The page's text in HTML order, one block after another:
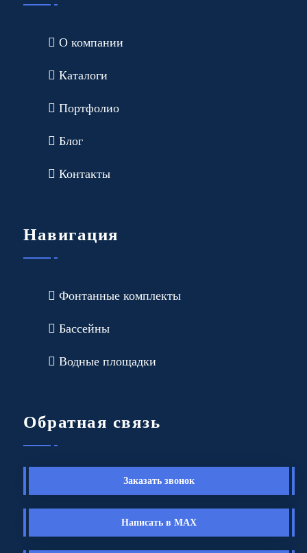
О компании
Каталоги
Портфолио
Блог
Контакты
Навигация
Фонтанные комплекты
Бассейны
Водные площадки
Обратная связь
Заказать звонок
Написать в MAX